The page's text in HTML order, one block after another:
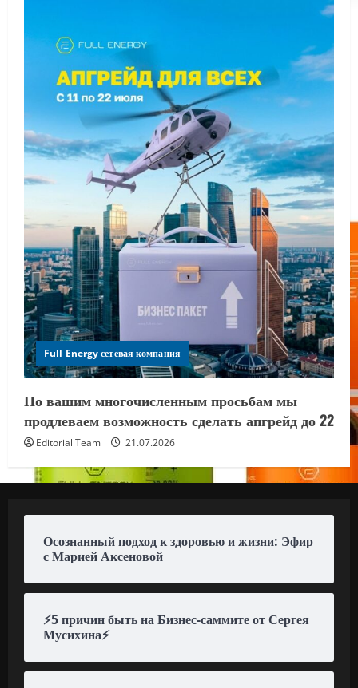
Full Energy сетевая компания
По вашим многочисленным просьбам мы
продлеваем возможность сделать апгрейд до 22
Editorial Team 21.07.2026
Осознанный подход к здоровью и жизни: Эфир
с Марией Аксеновой
⚡️5 причин быть на Бизнес-саммите от Сергея
Мусихина⚡️